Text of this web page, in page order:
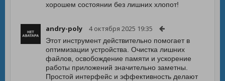
хорошем состоянии без лишних хлопот!
andry-poly 4 октября 2025 19:35
Этот инструмент действительно помогает в
оптимизации устройства. Очистка лишних
файлов, освобождение памяти и ускорение
работы приложений значительно заметны.
Простой интерфейс и эффективность делают